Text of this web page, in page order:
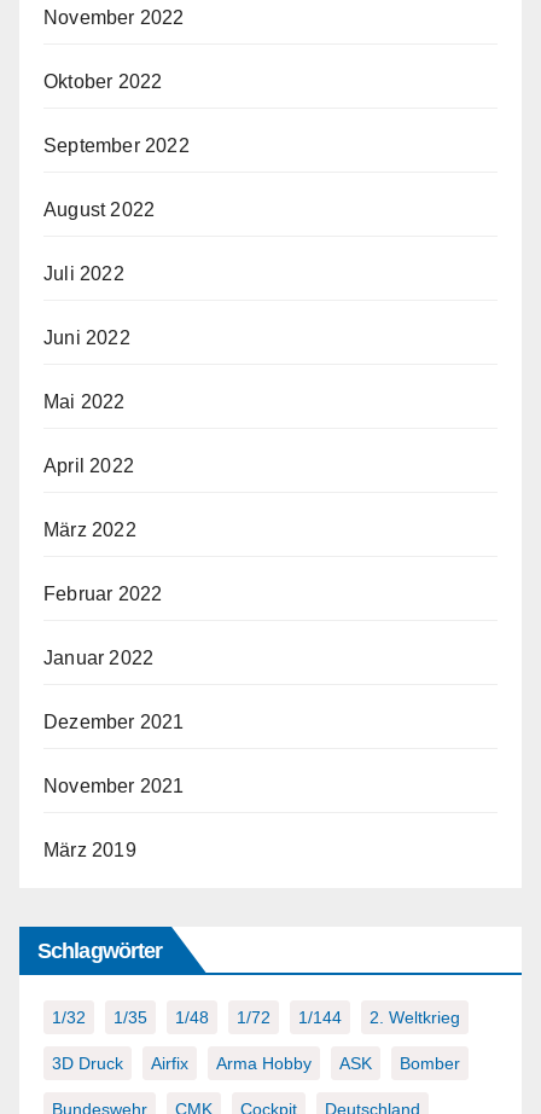
November 2022
Oktober 2022
September 2022
August 2022
Juli 2022
Juni 2022
Mai 2022
April 2022
März 2022
Februar 2022
Januar 2022
Dezember 2021
November 2021
März 2019
Schlagwörter
1/32 1/35 1/48 1/72 1/144 2. Weltkrieg
3D Druck Airfix Arma Hobby ASK Bomber
Bundeswehr CMK Cockpit Deutschland